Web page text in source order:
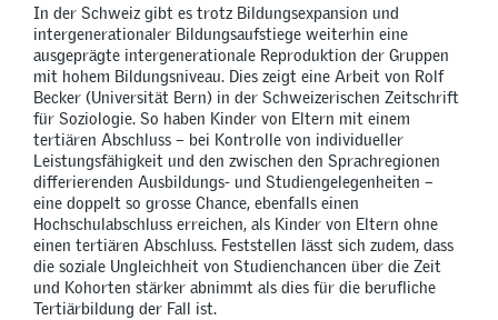
In der Schweiz gibt es trotz Bildungsexpansion und
intergenerationaler Bildungsaufstiege weiterhin eine
ausgeprägte intergenerationale Reproduktion der Gruppen
mit hohem Bildungsniveau. Dies zeigt eine Arbeit von Rolf
Becker (Universität Bern) in der Schweizerischen Zeitschrift
für Soziologie. So haben Kinder von Eltern mit einem
tertiären Abschluss – bei Kontrolle von individueller
Leistungsfähigkeit und den zwischen den Sprachregionen
differierenden Ausbildungs- und Studiengelegenheiten –
eine doppelt so grosse Chance, ebenfalls einen
Hochschulabschluss erreichen, als Kinder von Eltern ohne
einen tertiären Abschluss. Feststellen lässt sich zudem, dass
die soziale Ungleichheit von Studienchancen über die Zeit
und Kohorten stärker abnimmt als dies für die berufliche
Tertiärbildung der Fall ist.